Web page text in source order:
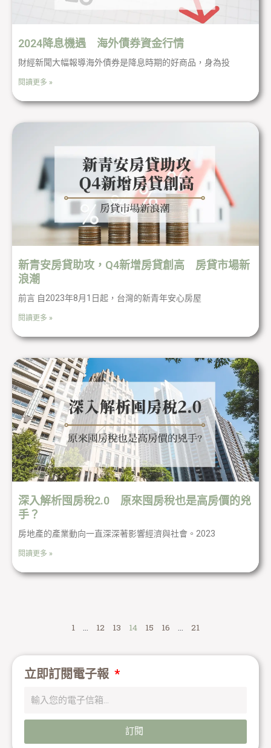
2024降息機遇 海外債券資金行情
財經新聞大幅報導海外債券是降息時期的好商品，身為投
閱讀更多 »
新青安房貸助攻，Q4新增房貸創高 房貸市場新
浪潮
前言 自2023年8月1日起，台灣的新青年安心房屋
閱讀更多 »
深入解析囤房稅2.0 原來囤房稅也是高房價的兇
手？
房地產的產業動向一直深深著影響經濟與社會。2023
閱讀更多 »
1 ... 12 13 14 15 16 ... 21
立即訂閱電子報
訂閱